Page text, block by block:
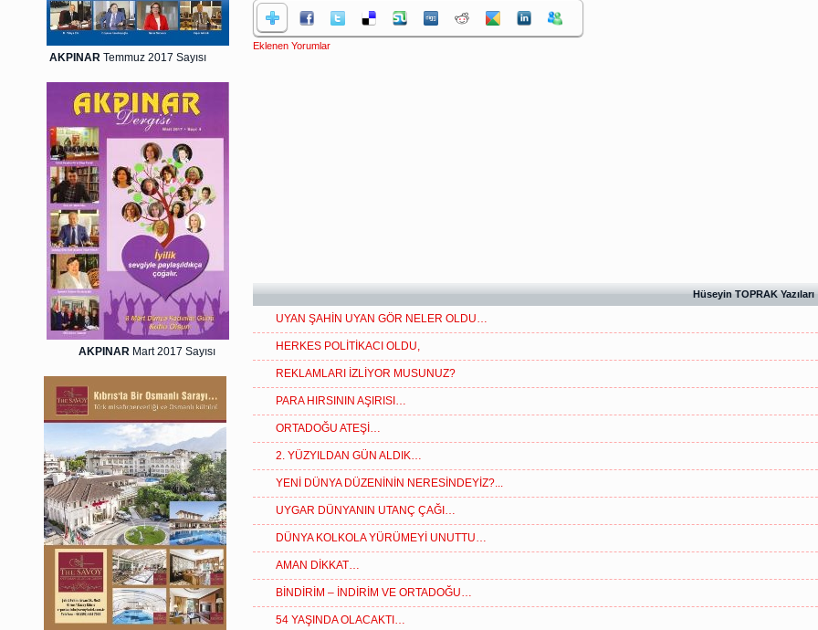
AKPINAR Temmuz 2017 Sayısı
AKPINAR Mart 2017 Sayısı
Eklenen Yorumlar
Hüseyin TOPRAK Yazıları
UYAN ŞAHİN UYAN GÖR NELER OLDU…
HERKES POLİTİKACI OLDU,
REKLAMLARI İZLİYOR MUSUNUZ?
PARA HIRSININ AŞIRISI…
ORTADOĞU ATEŞİ…
2. YÜZYILDAN GÜN ALDIK…
YENİ DÜNYA DÜZENİNİN NERESİNDEYİZ?...
UYGAR DÜNYANIN UTANÇ ÇAĞI…
DÜNYA KOLKOLA YÜRÜMEYİ UNUTTU…
AMAN DİKKAT…
BİNDİRİM – İNDİRİM VE ORTADOĞU…
54 YAŞINDA OLACAKTI…